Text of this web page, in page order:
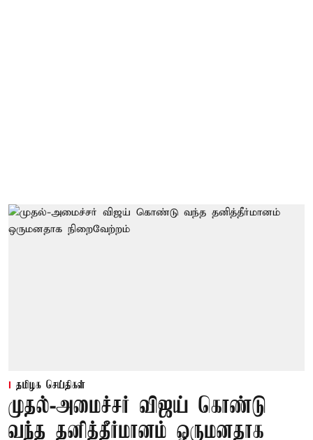
தமிழக செய்திகள்
முதல்-அமைச்சர் விஜய் கொண்டு
வந்த தனித்தீர்மானம் ஒருமனதாக